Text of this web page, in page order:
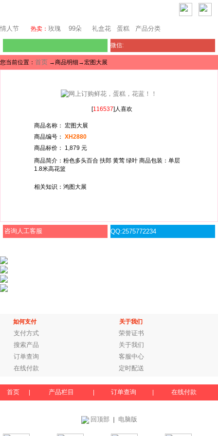
情人节 热卖： 玫瑰 99朵 礼盒花 蛋糕 产品分类
微信:
您当前位置： 首页 →商品明细→宏图大展
[116537]人喜欢
商品名称： 宏图大展
商品编号： XH2880
商品标价： 1,879 元
商品简介：粉色多头百合 扶郎 黄莺 绿叶 商品包装：单层
1.8米高花篮
相关知识：鸿图大展
咨询人工客服 QQ:2575772234
如何支付 关于我们
支付方式
荣誉证书
搜索产品
关于我们
订单查询
客服中心
在线付款
定时配送
首页 产品栏目 订单查询 在线付款
回顶部 电脑版